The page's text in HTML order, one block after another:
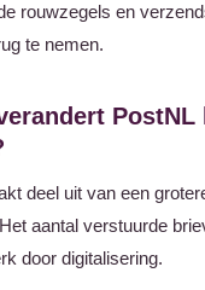
rouwzegels en
te nemen.
PostNL
deel uit van een
aantal verstuurde
door digitalisering.